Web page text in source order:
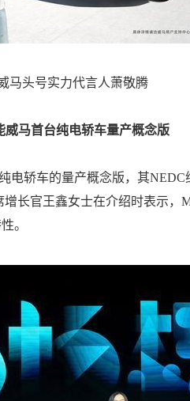
头号实力代言人萧敬腾
威马首台纯电轿车量产概念版
轿车的量产概念版，其NEDC
长官王鑫女士在介绍时表示，
。